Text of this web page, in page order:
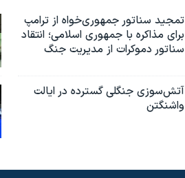
تمجید سناتور جمهوری‌خواه از ترامپ
برای مذاکره با جمهوری اسلامی؛ انتقاد
سناتور دموکرات از مدیریت جنگ
آتش‌سوزی جنگلی گسترده در ایالت
واشنگتن